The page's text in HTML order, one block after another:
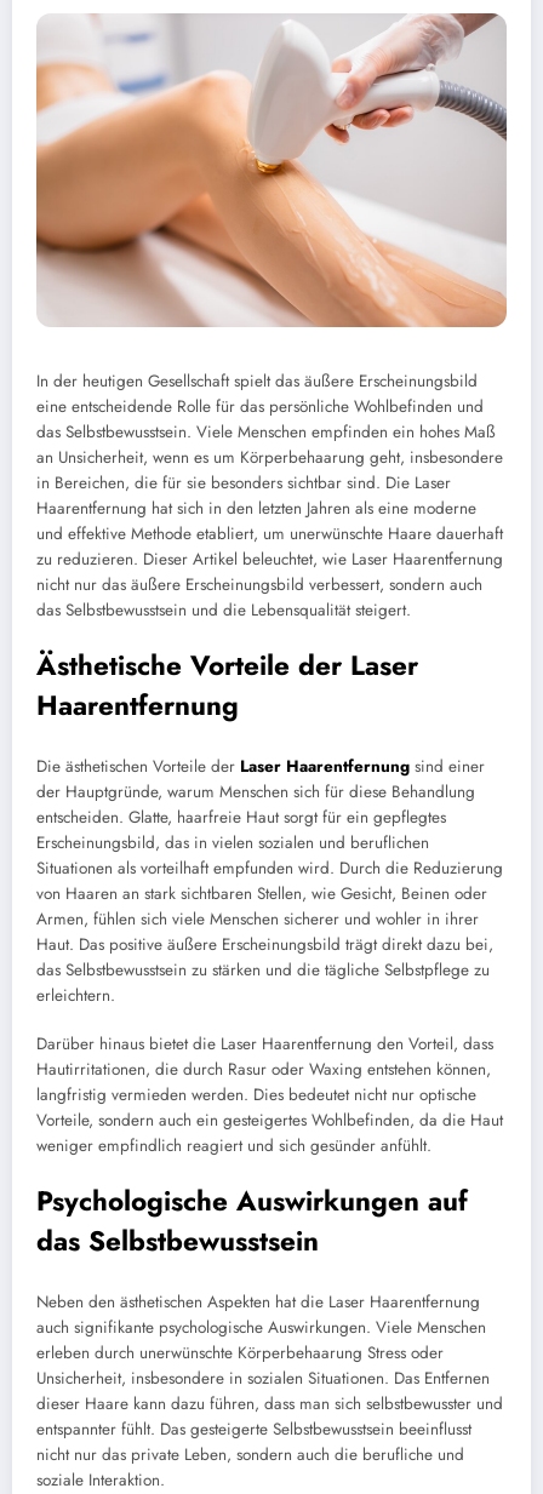
In der heutigen Gesellschaft spielt das äußere Erscheinungsbild
eine entscheidende Rolle für das persönliche Wohlbefinden und
das Selbstbewusstsein. Viele Menschen empfinden ein hohes Maß
an Unsicherheit, wenn es um Körperbehaarung geht, insbesondere
in Bereichen, die für sie besonders sichtbar sind. Die Laser
Haarentfernung hat sich in den letzten Jahren als eine moderne
und effektive Methode etabliert, um unerwünschte Haare dauerhaft
zu reduzieren. Dieser Artikel beleuchtet, wie Laser Haarentfernung
nicht nur das äußere Erscheinungsbild verbessert, sondern auch
das Selbstbewusstsein und die Lebensqualität steigert.
Ästhetische Vorteile der Laser
Haarentfernung
Die ästhetischen Vorteile der Laser Haarentfernung sind einer
der Hauptgründe, warum Menschen sich für diese Behandlung
entscheiden. Glatte, haarfreie Haut sorgt für ein gepflegtes
Erscheinungsbild, das in vielen sozialen und beruflichen
Situationen als vorteilhaft empfunden wird. Durch die Reduzierung
von Haaren an stark sichtbaren Stellen, wie Gesicht, Beinen oder
Armen, fühlen sich viele Menschen sicherer und wohler in ihrer
Haut. Das positive äußere Erscheinungsbild trägt direkt dazu bei,
das Selbstbewusstsein zu stärken und die tägliche Selbstpflege zu
erleichtern.
Darüber hinaus bietet die Laser Haarentfernung den Vorteil, dass
Hautirritationen, die durch Rasur oder Waxing entstehen können,
langfristig vermieden werden. Dies bedeutet nicht nur optische
Vorteile, sondern auch ein gesteigertes Wohlbefinden, da die Haut
weniger empfindlich reagiert und sich gesünder anfühlt.
Psychologische Auswirkungen auf
das Selbstbewusstsein
Neben den ästhetischen Aspekten hat die Laser Haarentfernung
auch signifikante psychologische Auswirkungen. Viele Menschen
erleben durch unerwünschte Körperbehaarung Stress oder
Unsicherheit, insbesondere in sozialen Situationen. Das Entfernen
dieser Haare kann dazu führen, dass man sich selbstbewusster und
entspannter fühlt. Das gesteigerte Selbstbewusstsein beeinflusst
nicht nur das private Leben, sondern auch die berufliche und
soziale Interaktion.